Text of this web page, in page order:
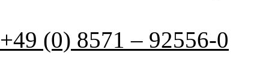
+49 (0) 8571 – 92556-0